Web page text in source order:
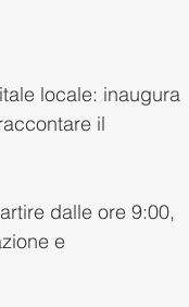
locale: inaugura
il
dalle ore 9:00,
e